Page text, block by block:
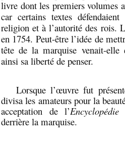
livre dont les premiers volumes
car certains textes
religion et à l’autorité des rois.
en 1754. Peut-être l’idée de
tête de la marquise venait-
ainsi sa liberté de penser.
Lorsque l’œuvre fut
divisa les amateurs pour la
acceptation de l’Encyclopédie
derrière la marquise.